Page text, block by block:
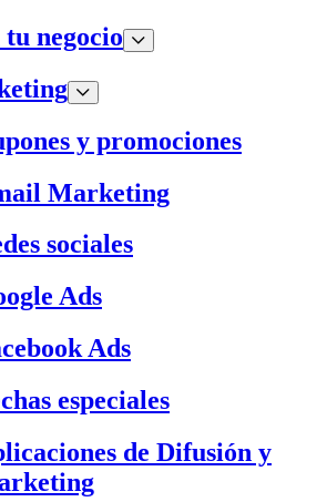
negocio
y promociones
Marketing
sociales
Ads
Ads
especiales
de Difusión y